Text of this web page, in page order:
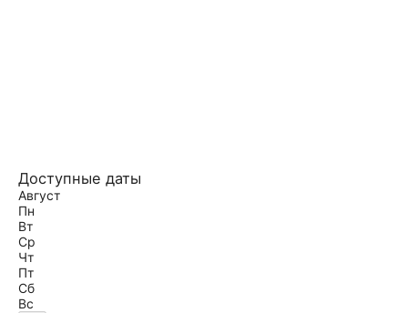
Доступные даты
Август
Пн
Вт
Ср
Чт
Пт
Сб
Вс